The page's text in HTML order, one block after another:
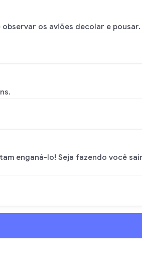
os aviões decolar e pousar.
enganá-lo! Seja fazendo você